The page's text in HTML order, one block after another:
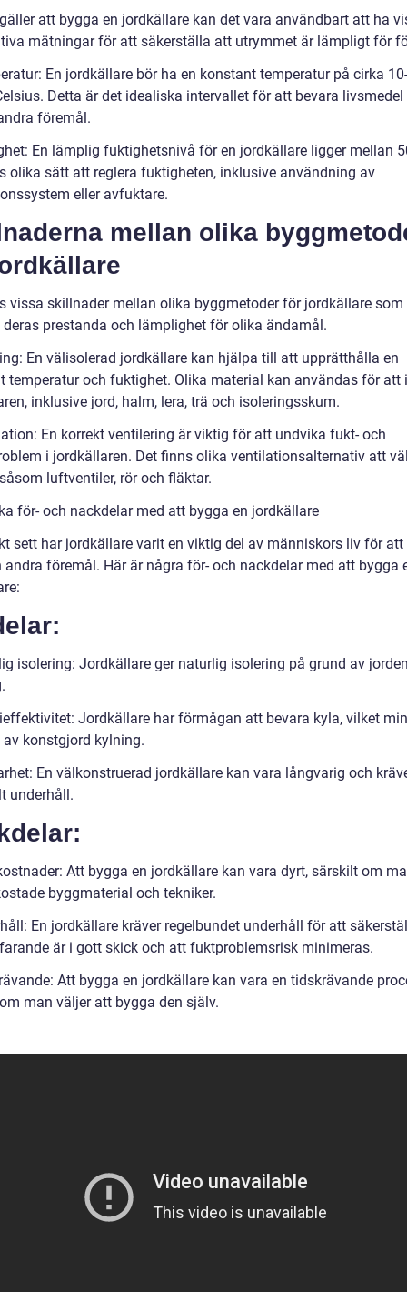
att bygga en jordkällare kan det vara användbart att ha
mätningar för att säkerställa att utrymmet är lämpligt för
En jordkällare bör ha en konstant temperatur på cirka
Detta är det idealiska intervallet för att bevara livsmedel
föremål.
En lämplig fuktighetsnivå för en jordkällare ligger mellan
olika sätt att reglera fuktigheten, inklusive användning av
eller avfuktare.
mellan olika
vissa skillnader mellan olika byggmetoder för jordkällare som
deras prestanda och lämplighet för olika ändamål.
En välisolerad jordkällare kan hjälpa till att upprätthålla en
temperatur och fuktighet. Olika material kan användas för att
inklusive jord, halm, lera, trä och isoleringsskum.
En korrekt ventilering är viktig för att undvika fukt- och
i jordkällaren. Det finns olika ventilationsalternativ att
luftventiler, rör och fläktar.
för- och nackdelar med att bygga en jordkällare
sett har jordkällare varit en viktig del av människors liv för att
andra föremål. Här är några för- och nackdelar med att bygga
isolering: Jordkällare ger naturlig isolering på grund av
Jordkällare har förmågan att bevara kyla, vilket
av konstgjord kylning.
En välkonstruerad jordkällare kan vara långvarig och
underhåll.
Att bygga en jordkällare kan vara dyrt, särskilt om
byggmaterial och tekniker.
En jordkällare kräver regelbundet underhåll för att
är i gott skick och att fuktproblemsrisk minimeras.
Att bygga en jordkällare kan vara en tidskrävande
man väljer att bygga den själv.